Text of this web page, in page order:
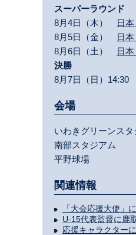
スーパーラウンド
8月4日（木）
日
8月5日（金）
日
8月6日（土）
日
決勝
8月7日（日）14:30
会場
いわきグリーンスタ
南部スタジアム
平野球場
関連情報
「大会応援大使」
U-15代表監督に鹿
応援キャラクター